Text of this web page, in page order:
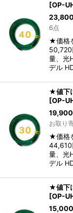
[OP-
23,800
6点
★価格
量、光
デル
★値下
[OP-
19,900
お取り
★価格
量、光
デル
★値下
[OP-
15,000